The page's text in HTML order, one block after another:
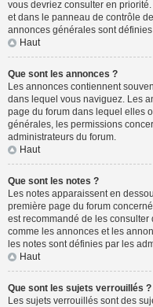
vous devriez consulter en
et dans le panneau de contrôle
annonces générales sont
Haut
Que sont les annonces ?
Les annonces contiennent
dans lequel vous naviguez. Les
page du forum dans lequel elles
générales, les permissions
administrateurs du forum.
Haut
Que sont les notes ?
Les notes apparaissent en
première page du forum
est recommandé de les
comme les annonces et les
les notes sont définies par les
Haut
Que sont les sujets verrouillés ?
Les sujets verrouillés sont des